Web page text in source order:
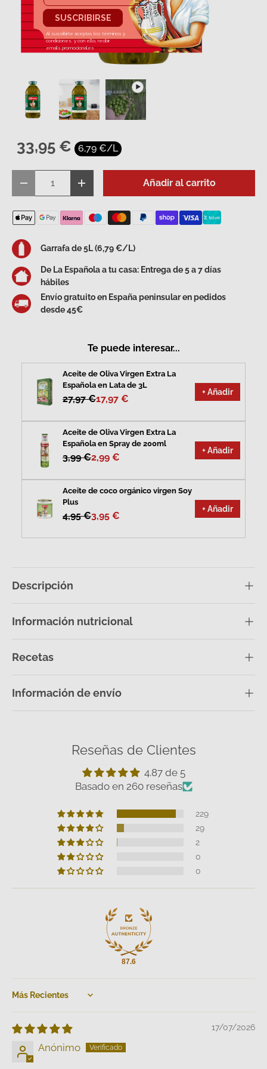
33,95 € 6,79 €/L
Disminuir cantidadAumentar la cantidadAñadir al carrito
Garrafa de 5L (6,79 €/L)
De La Española a tu casa: Entrega de 5 a 7 días
hábiles
Envío gratuito en España peninsular en pedidos
desde 45€
Te puede interesar...
Aceite de Oliva Virgen Extra La
Española en Lata de 3L
27,97 €17,97 €
+ Añadir
Aceite de Oliva Virgen Extra La
Española en Spray de 200ml
3,99 €2,99 €
+ Añadir
Aceite de coco orgánico virgen Soy
Plus
4,95 €3,95 €
+ Añadir
Descripción
Información nutricional
Recetas
Información de envío
Reseñas de Clientes
4.87 de 5
Basado en 260 reseñas
229
29
2
0
0
87.6
Sort by
17/07/2026
Anónimo